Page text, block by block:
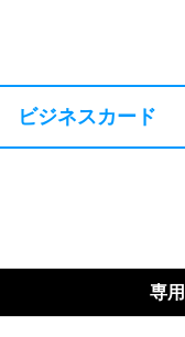
ビジネスカード
専